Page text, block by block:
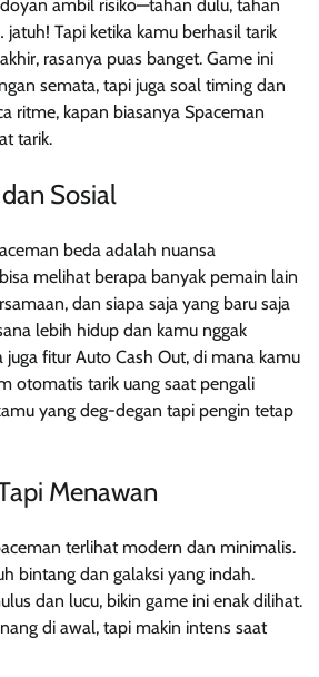
ambil risiko—tahan dulu, tahan
jatuh! Tapi ketika kamu berhasil tarik
rasanya puas banget. Game ini
semata, tapi juga soal timing dan
ritme, kapan biasanya Spaceman
tarik.
Sosial
beda adalah nuansa
melihat berapa banyak pemain lain
dan siapa saja yang baru saja
lebih hidup dan kamu nggak
juga fitur Auto Cash Out, di mana kamu
otomatis tarik uang saat pengali
yang deg-degan tapi pengin tetap
Menawan
terlihat modern dan minimalis.
bintang dan galaksi yang indah.
dan lucu, bikin game ini enak dilihat.
di awal, tapi makin intens saat